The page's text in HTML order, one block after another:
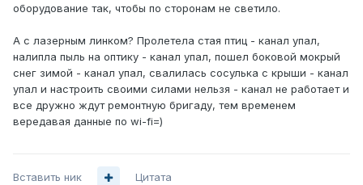
оборудование так, чтобы по сторонам не светило.
А с лазерным линком? Пролетела стая птиц - канал упал,
налипла пыль на оптику - канал упал, пошел боковой мокрый
снег зимой - канал упал, свалилась сосулька с крыши - канал
упал и настроить своими силами нельзя - канал не работает и
все дружно ждут ремонтную бригаду, тем временем
вередавая данные по wi-fi=)
Вставить ник Цитата